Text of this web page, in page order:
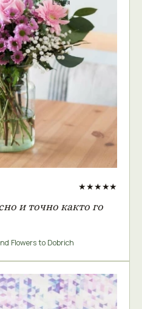
★★★★★
и точно както го
Flowers to Dobrich